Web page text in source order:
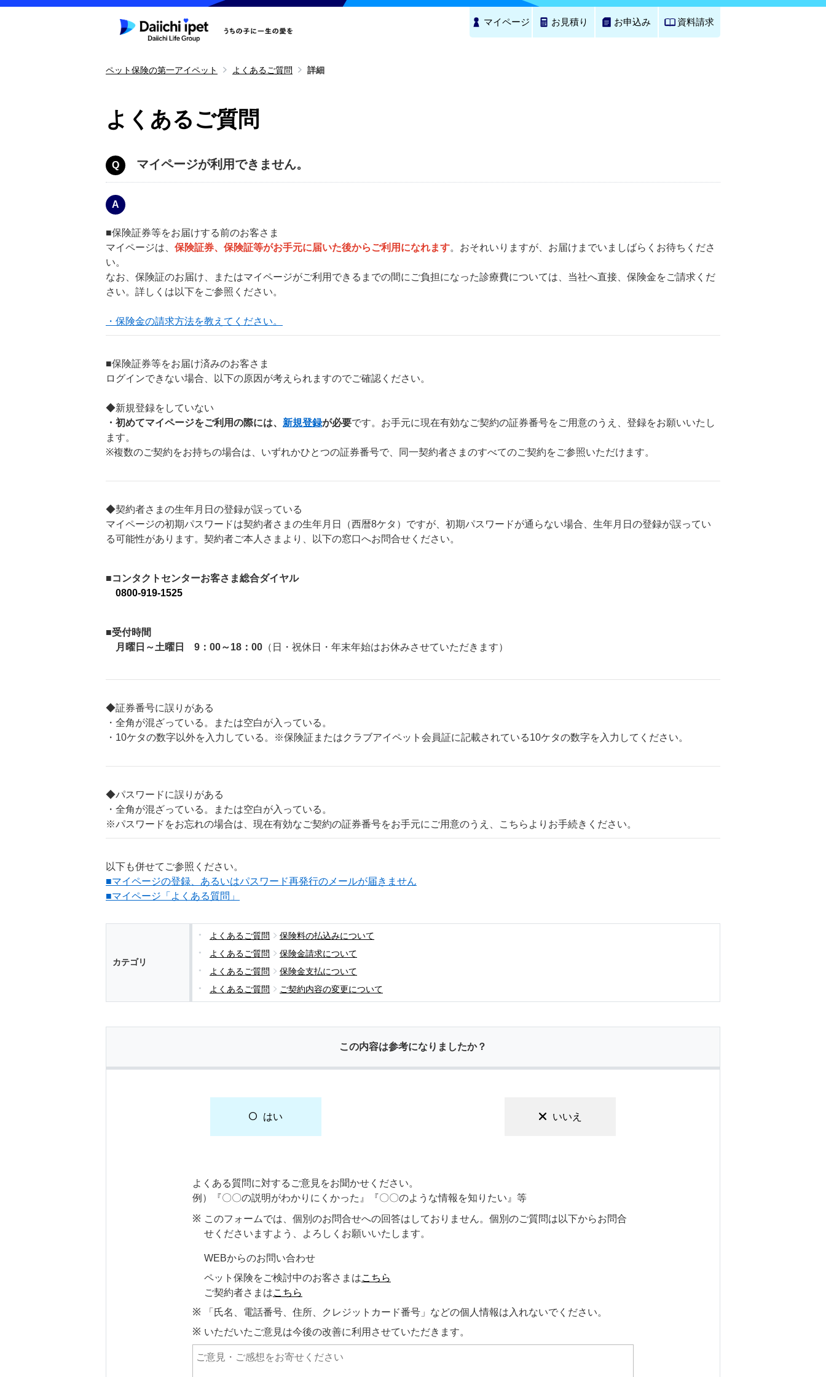
マイページ お見積り お申込み 資料請求
ペット保険の第一アイペット よくあるご質問 詳細
よくあるご質問
マイページが利用できません。
■保険証券等をお届けする前のお客さま
マイページは、 保険証券、保険証等がお手元に届いた後からご利用になれます。おそれいりますが、お届けまでいましばらくお待ちくださ
い。
なお、保険証のお届け、またはマイページがご利用できるまでの間にご負担になった診療費については、当社へ直接、保険金をご請求くだ
さい。詳しくは以下をご参照ください。
・保険金の請求方法を教えてください。
■保険証券等をお届け済みのお客さま
ログインできない場合、以下の原因が考えられますのでご確認ください。
◆新規登録をしていない
・初めてマイページをご利用の際には、 新規登録が必要です。お手元に現在有効なご契約の証券番号をご用意のうえ、登録をお願いいたし
ます。
※複数のご契約をお持ちの場合は、いずれかひとつの証券番号で、同一契約者さまのすべてのご契約をご参照いただけます。
◆契約者さまの生年月日の登録が誤っている
マイページの初期パスワードは契約者さまの生年月日（西暦8ケタ）ですが、初期パスワードが通らない場合、生年月日の登録が誤ってい
る可能性があります。契約者ご本人さまより、以下の窓口へお問合せください。
■コンタクトセンターお客さま総合ダイヤル
0800-919-1525
■受付時間
月曜日～土曜日 9：00～18：00 （日・祝休日・年末年始はお休みさせていただきます）
◆証券番号に誤りがある
・全角が混ざっている。または空白が入っている。
・10ケタの数字以外を入力している。※保険証またはクラブアイペット会員証に記載されている10ケタの数字を入力してください。
◆パスワードに誤りがある
・全角が混ざっている。または空白が入っている。
※パスワードをお忘れの場合は、現在有効なご契約の証券番号をお手元にご用意のうえ、こちらよりお手続きください。
以下も併せてご参照ください。
■マイページの登録、あるいはパスワード再発行のメールが届きません
■マイページ「よくある質問」
カテゴリ
よくあるご質問
保険料の払込みについて
よくあるご質問
保険金請求について
よくあるご質問
保険金支払について
よくあるご質問
ご契約内容の変更について
この内容は参考になりましたか？
はい いいえ
よくある質問に対するご意見をお聞かせください。
例）『〇〇の説明がわかりにくかった』『〇〇のような情報を知りたい』等
このフォームでは、個別のお問合せへの回答はしておりません。個別のご質問は以下からお問合
せくださいますよう、よろしくお願いいたします。
WEBからのお問い合わせ
ペット保険をご検討中のお客さまはこちら
ご契約者さまはこちら
「氏名、電話番号、住所、クレジットカード番号」などの個人情報は入れないでください。
いただいたご意見は今後の改善に利用させていただきます。